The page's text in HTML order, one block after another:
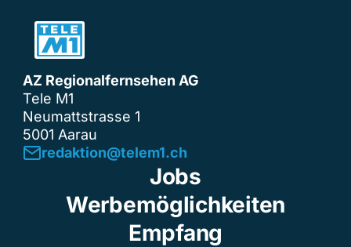
AZ Regionalfernsehen AG
Tele M1
Neumattstrasse 1
5001 Aarau
redaktion@telem1.ch
Jobs
Werbemöglichkeiten
Empfang